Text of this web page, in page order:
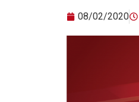
08/02/2020